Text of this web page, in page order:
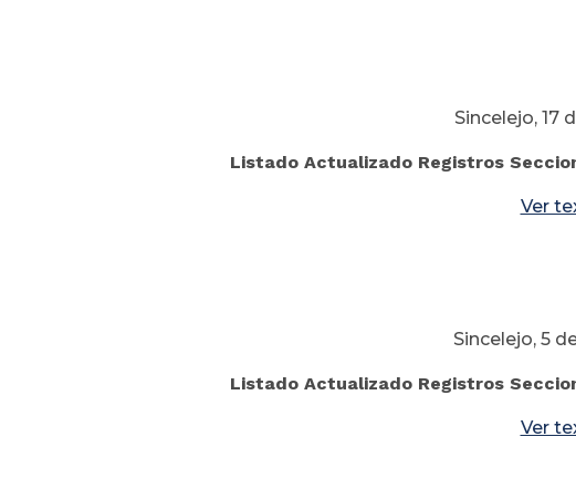
Sincelejo, 17
Listado Actualizado Registros
Ver
Sincelejo, 5
Listado Actualizado Registros
Ver